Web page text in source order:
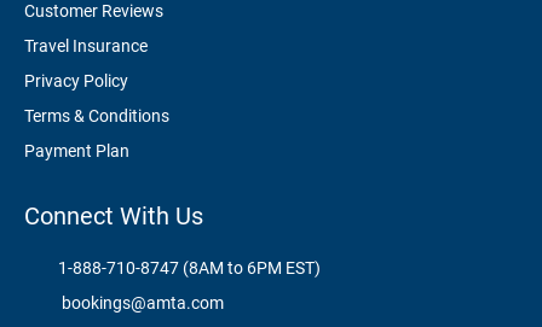
Customer Reviews
Travel Insurance
Privacy Policy
Terms & Conditions
Payment Plan
Connect With Us
1-888-710-8747 (8AM to 6PM EST)
bookings@amta.com